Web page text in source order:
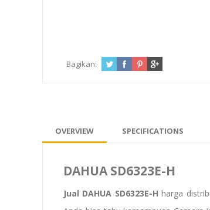
Bagikan:
OVERVIEW SPECIFICATIONS
DAHUA SD6323E-H
Jual DAHUA SD6323E-H harga